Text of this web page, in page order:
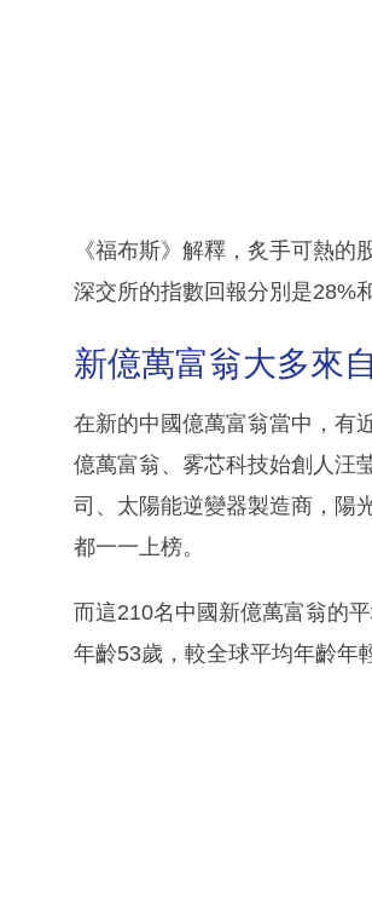
《福布斯》解釋，炙手可熱
深交所的指數回報分別是28%
新億萬富翁大多來
在新的中國億萬富翁當中，有
億萬富翁、雾芯科技始創人汪
司、太陽能逆變器製造商，陽
都一一上榜。
而這210名中國新億萬富翁的
年齡53歲，較全球平均年齡年